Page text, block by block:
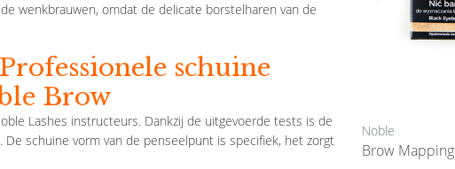
wenkbrauwen, omdat de delicate borstelharen van de
Professionele schuine
Brow
Lashes instructeurs. Dankzij de uitgevoerde tests is de
schuine vorm van de penseelpunt is specifiek, het zorgt
Noble
Penseel Voor Contour Pasta
Noble
Brow